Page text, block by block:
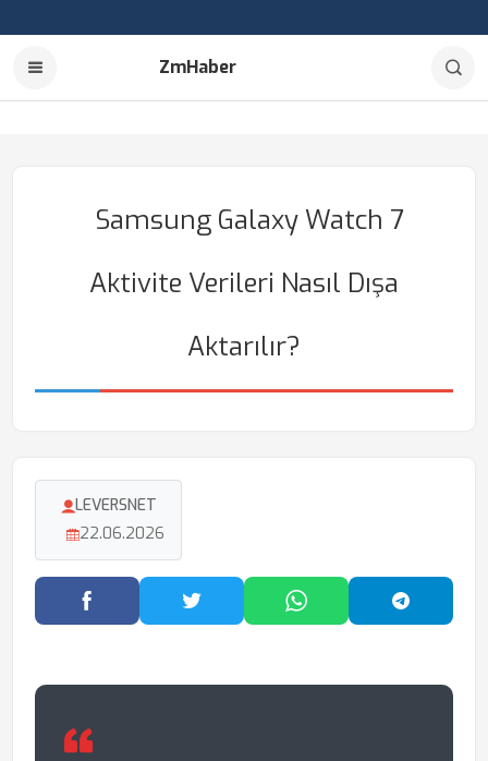
ZmHaber
Samsung Galaxy Watch 7
Aktivite Verileri Nasıl Dışa
Aktarılır?
LEVERSNET
22.06.2026
Facebook'ta PaylaşTwitter'da PaylaşWhatsApp'ta Paylaş